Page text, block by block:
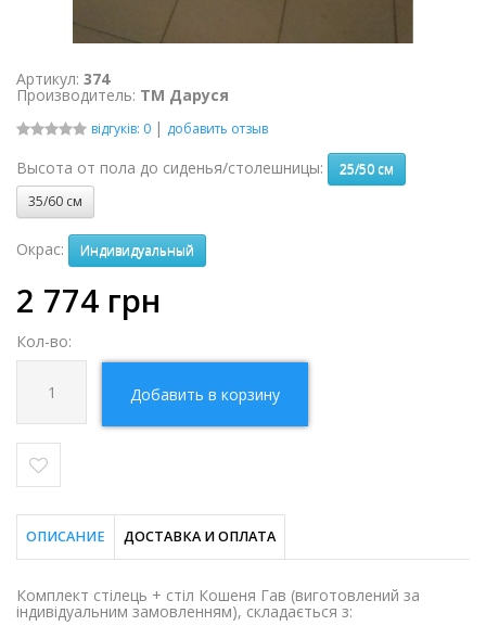
Артикул: 374
Производитель: ТМ Даруся
відгуків: 0 | добавить отзыв
Высота от пола до сиденья/столешницы:
25/50 см
35/60 см
Окрас: Индивидуальный
2 774 грн
Кол-во:
Добавить в корзину
ОПИСАНИЕ ДОСТАВКА И ОПЛАТА
Комплект стілець + стіл Кошеня Гав (виготовлений за
індивідуальним замовленням), складається з: